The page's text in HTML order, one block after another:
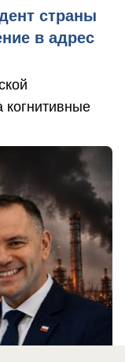
страны
в адрес
когнитивные